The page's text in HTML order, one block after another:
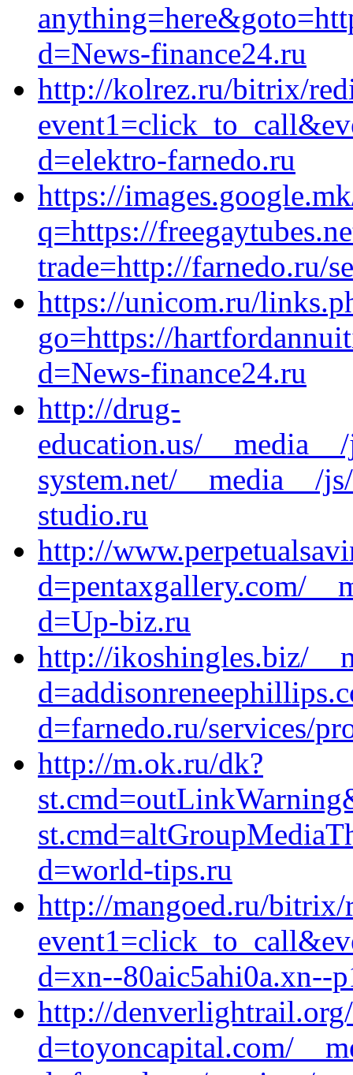
d=News-finance24.ru
http://kolrez.ru/bitrix/
d=elektro-farnedo.ru
https://
q=https://
trade=http://farnedo.ru/
https://unicom.ru/
go=https://
d=News-finance24.ru
http://drug-
education.us/
system.net/__media__/
studio.ru
http://
d=pentaxgallery.com/
d=Up-biz.ru
http://ikoshingles.biz/
d=farnedo.ru/services/
http://m.ok.ru/dk?
d=world-tips.ru
http://mangoed.ru/bitrix/
d=xn--80aic5ahi0a.xn--
http://
d=toyoncapital.com/